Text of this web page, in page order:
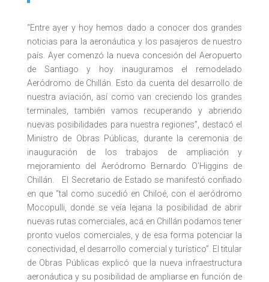
“Entre ayer y hoy hemos dado a conocer dos grandes
noticias para la aeronáutica y los pasajeros de nuestro
país. Ayer comenzó la nueva concesión del Aeropuerto
de Santiago y hoy inauguramos el remodelado
Aeródromo de Chillán. Esto da cuenta del desarrollo de
nuestra aviación, así como van creciendo los grandes
terminales, también vamos recuperando y abriendo
nuevas posibilidades para nuestra regiones”, destacó el
Ministro de Obras Públicas, durante la ceremonia de
inauguración de los trabajos de ampliación y
mejoramiento del Aeródromo Bernardo O’Higgins de
Chillán. El Secretario de Estado se manifestó confiado
en que “tal como sucedió en Chiloé, con el aeródromo
Mocopulli, donde se veía lejana la posibilidad de abrir
nuevas rutas comerciales, acá en Chillán podamos tener
pronto vuelos comerciales, y de esa forma potenciar la
conectividad, el desarrollo comercial y turístico”. El titular
de Obras Públicas explicó que la nueva infraestructura
aeronáutica y su posibilidad de ampliarse en función de